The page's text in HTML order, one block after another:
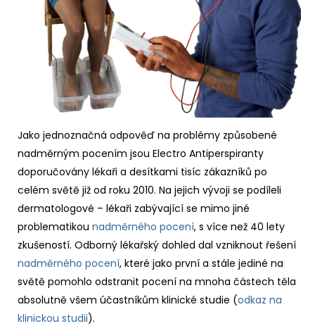
Jako jednoznačná odpověď na problémy způsobené
nadměrným pocením jsou Electro Antiperspiranty
doporučovány lékaři a desítkami tisíc zákazníků po
celém světě již od roku 2010. Na jejich vývoji se podíleli
dermatologové – lékaři zabývající se mimo jiné
problematikou nadměrného pocení, s více než 40 lety
zkušeností. Odborný lékařský dohled dal vzniknout řešení
nadměrného pocení, které jako první a stále jediné na
světě pomohlo odstranit pocení na mnoha částech těla
absolutně všem účastníkům klinické studie (odkaz na
klinickou studii).